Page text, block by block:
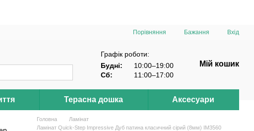
Порівняння Бажання Вхід
Графік роботи:
Будні:
10:00–19:00
Сб:
11:00–17:00
Мій кошик
Терасна дошка Аксесуари
Головна
Ламінат
Ламінат Quick-Step Impressive Дуб патина класичний сірий (8мм) IM3560